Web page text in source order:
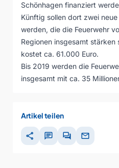
Schönhagen finanziert
Künftig sollen dort zwei
werden, die die Feuerwehr
Regionen insgesamt stärken
kostet ca. 61.000 Euro.
Bis 2019 werden die
insgesamt mit ca. 35
Artikel teilen
share chat forum mail